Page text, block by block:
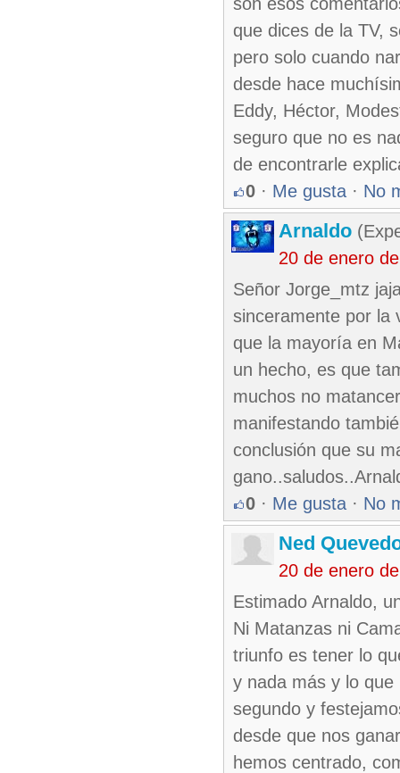
que dices de la TV,
pero solo cuando
desde hace
Eddy, Héctor,
seguro que no es
de encontrarle
0 · Me gusta · No
Arnaldo
20 de enero
Señor Jorge_mtz
sinceramente por la
que la mayoría en
un hecho, es que
muchos no
manifestando
conclusión que su
0 · Me gusta · No
Ned
20 de enero
Estimado Arnaldo,
Ni Matanzas ni
triunfo es tener lo
y nada más y lo
segundo y
desde que nos
hemos centrado,